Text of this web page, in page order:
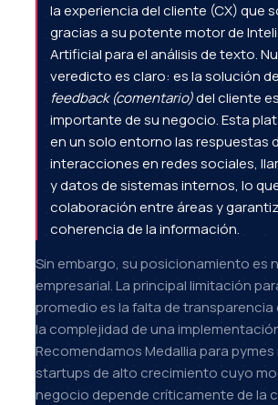
la experiencia del cliente (CX) que
gracias a su potente motor de
Artificial para el análisis de texto.
veredicto es claro: es la solución
feedback (comentario)del cliente
importante de su negocio. Esta
en un solo entorno las respuestas
interacciones en redes sociales,
y datos de sistemas internos, lo
colaboración entre áreas y
coherencia de la información.
Sin embargo, su posicionamiento es
empresarial. La principal limitación
promedio es la falta de transparencia
la complejidad de una
Recomendamos Medallia para
startups de alto crecimiento cuyo
negocio depende críticamente de la